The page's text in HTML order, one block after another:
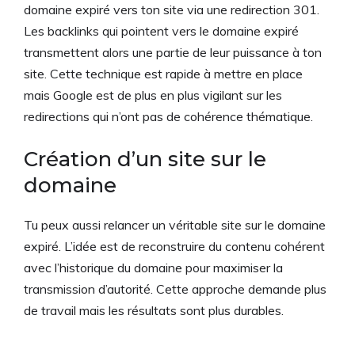
domaine expiré vers ton site via une redirection 301.
Les backlinks qui pointent vers le domaine expiré
transmettent alors une partie de leur puissance à ton
site. Cette technique est rapide à mettre en place
mais Google est de plus en plus vigilant sur les
redirections qui n’ont pas de cohérence thématique.
Création d’un site sur le
domaine
Tu peux aussi relancer un véritable site sur le domaine
expiré. L’idée est de reconstruire du contenu cohérent
avec l’historique du domaine pour maximiser la
transmission d’autorité. Cette approche demande plus
de travail mais les résultats sont plus durables.